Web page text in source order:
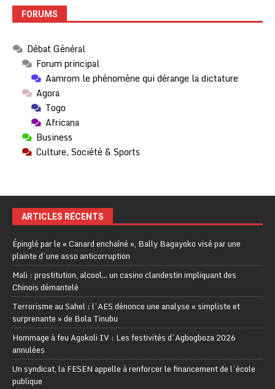
FORUMS
Débat Général
Forum principal
Aamrom le phénomène qui dérange la dictature
Agora
Togo
Africana
Business
Culture, Société & Sports
ARTICLES RÉCENTS
Épinglé par le « Canard enchaîné », Bally Bagayoko visé par une
plainte d’une asso anticorruption
Mali : prostitution, alcool… un casino clandestin impliquant des
Chinois démantelé
Terrorisme au Sahel : l’AES dénonce une analyse « simpliste et
surprenante » de Bola Tinubu
Hommage à feu Agokoli IV : Les festivités d’Agbogboza 2026
annulées
Un syndicat, la FESEN appelle à renforcer le financement de l’école
publique